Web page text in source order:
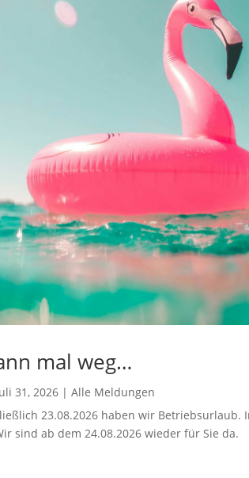
mal weg…
31, 2026 |Alle Meldungen
23.08.2026 haben wir Betriebsurlaub.
sind ab dem 24.08.2026 wieder für Sie da.